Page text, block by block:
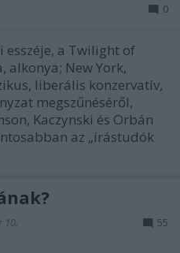
0
a Twilight of
alkonya; New York,
liberális konzervatív,
megszűnéséről,
Kaczynski és Orbán
az „írástudók
10. 55